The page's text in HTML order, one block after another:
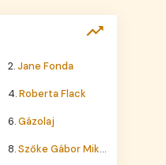
2.Jane Fonda
4.Roberta Flack
6.Gázolaj
8.Szőke Gábor Miklós